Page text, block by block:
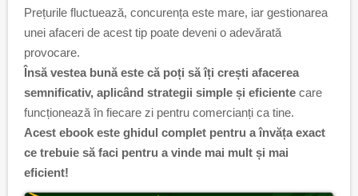
Prețurile fluctuează, concurența este mare, iar gestionarea
unei afaceri de acest tip poate deveni o adevărată
provocare.
Însă vestea bună este că poți să îți crești afacerea
semnificativ, aplicând strategii simple și eficiente care
funcționează în fiecare zi pentru comercianți ca tine.
Acest ebook este ghidul complet pentru a învăța exact
ce trebuie să faci pentru a vinde mai mult și mai
eficient!